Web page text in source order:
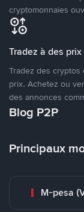
cryptomonnaies
Tradez à des
Tradez des cryptos
prix. Achetez ou
des annonces
Blog P2P
Principaux
M-pesa